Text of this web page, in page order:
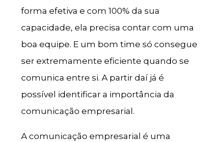
forma efetiva e com 100% da sua
capacidade, ela precisa contar com uma
boa equipe. E um bom time só consegue
ser extremamente eficiente quando se
comunica entre si. A partir daí já é
possível identificar a importância da
comunicação empresarial.
A comunicação empresarial é uma